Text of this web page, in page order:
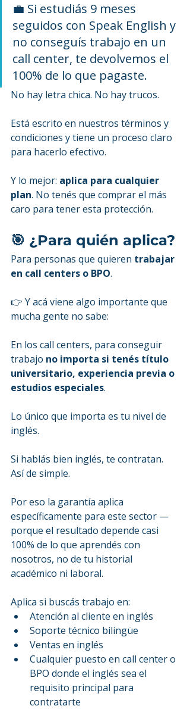
💼 Si estudiás 9 meses
seguidos con Speak English y
no conseguís trabajo en un
call center, te devolvemos el
100% de lo que pagaste.
No hay letra chica. No hay trucos.
Está escrito en nuestros términos y
condiciones y tiene un proceso claro
para hacerlo efectivo.
Y lo mejor: aplica para cualquier
plan. No tenés que comprar el más
caro para tener esta protección.
🎯 ¿Para quién aplica?
Para personas que quieren trabajar
en call centers o BPO.
👉 Y acá viene algo importante que
mucha gente no sabe:
En los call centers, para conseguir
trabajo no importa si tenés título
universitario, experiencia previa o
estudios especiales.
Lo único que importa es tu nivel de
inglés.
Si hablás bien inglés, te contratan.
Así de simple.
Por eso la garantía aplica
específicamente para este sector —
porque el resultado depende casi
100% de lo que aprendés con
nosotros, no de tu historial
académico ni laboral.
Aplica si buscás trabajo en:
Atención al cliente en inglés
Soporte técnico bilingüe
Ventas en inglés
Cualquier puesto en call center o
BPO donde el inglés sea el
requisito principal para
contratarte